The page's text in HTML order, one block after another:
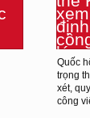
Quốc
trọng
xét,
công